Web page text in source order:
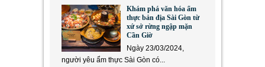
Khám phá văn hóa ẩm
thực bản địa Sài Gòn từ
xứ sở rừng ngập mặn
Cần Giờ
Ngày 23/03/2024,
người yêu ẩm thực Sài Gòn có...